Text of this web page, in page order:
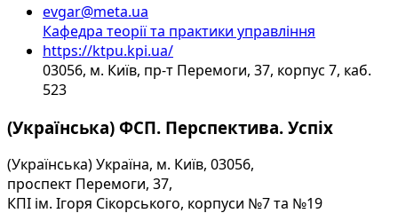
evgar@meta.ua
Кафедра теорії та практики управління
https://ktpu.kpi.ua/
03056, м. Київ, пр-т Перемоги, 37, корпус 7, каб.
523
(Українська) ФСП. Перспектива. Успіх
(Українська) Україна, м. Київ, 03056,
проспект Перемоги, 37,
КПІ ім. Ігоря Сікорського, корпуси №7 та №19